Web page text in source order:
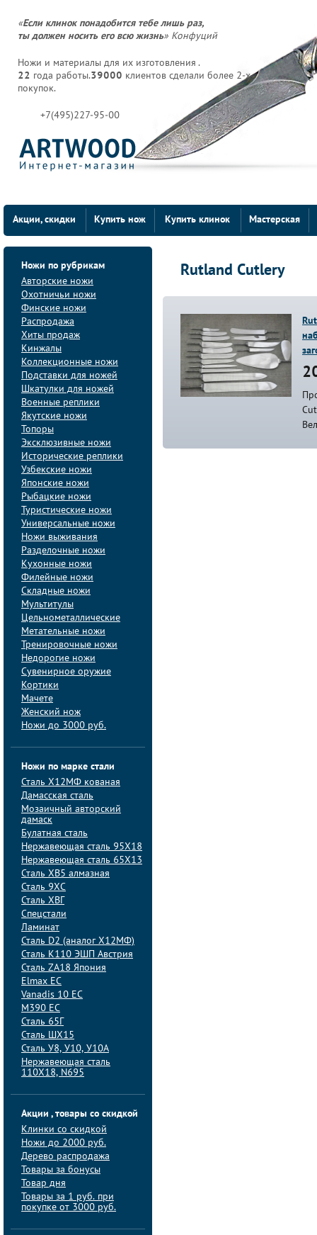
«Если клинок понадобится тебе лишь раз,
ты должен носить его всю жизнь» Конфуций
Ножи и материалы для их изготовления .
22 года работы.39000 клиентов сделали более 2-х
покупок.
+7(495)227-95-00
Акции, скидки Купить нож Купить клинок Мастерская
Ножи по рубрикам
Авторские ножи
Охотничьи ножи
Финские ножи
Распродажа
Хиты продаж
Кинжалы
Коллекционные ножи
Подставки для ножей
Шкатулки для ножей
Военные реплики
Якутские ножи
Топоры
Эксклюзивные ножи
Исторические реплики
Узбекские ножи
Японские ножи
Рыбацкие ножи
Туристические ножи
Универсальные ножи
Ножи выживания
Разделочные ножи
Кухонные ножи
Филейные ножи
Складные ножи
Мультитулы
Цельнометаллические
Метательные ножи
Тренировочные ножи
Недорогие ножи
Сувенирное оружие
Кортики
Мачете
Женский нож
Ножи до 3000 руб.
Ножи по марке стали
Сталь Х12МФ кованая
Дамасская сталь
Мозаичный авторский
дамаск
Булатная сталь
Нержавеющая сталь 95Х18
Нержавеющая сталь 65Х13
Сталь ХВ5 алмазная
Сталь 9ХС
Сталь ХВГ
Спецстали
Ламинат
Сталь D2 (аналог Х12МФ)
Сталь K110 ЭШП Австрия
Сталь ZA18 Япония
Elmax ЕС
Vanadis 10 ЕС
M390 ЕС
Сталь 65Г
Сталь ШХ15
Сталь У8, У10, У10А
Нержавеющая сталь
110Х18, N695
Акции , товары со скидкой
Клинки со скидкой
Ножи до 2000 руб.
Дерево распродажа
Товары за бонусы
Товар дня
Товары за 1 руб. при
покупке от 3000 руб.
Rutland Cutlery